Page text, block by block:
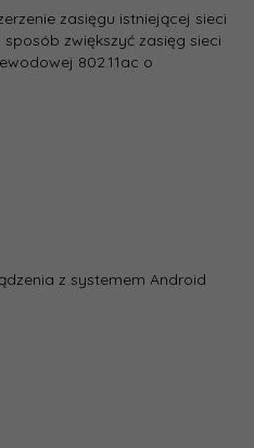
zasięgu istniejącej sieci
zwiększyć zasięg sieci
802.11ac o
z systemem Android